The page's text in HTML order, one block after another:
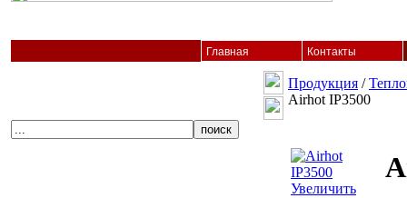
Главная Контакты
Продукция /
Airhot IP3500
Увеличить